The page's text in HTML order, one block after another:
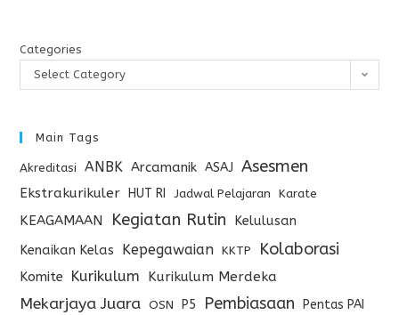
Categories
Select Category
Main Tags
Akreditasi ANBK Arcamanik ASAJ Asesmen
Ekstrakurikuler HUT RI Jadwal Pelajaran Karate
KEAGAMAAN Kegiatan Rutin
Kelulusan
Kenaikan Kelas
Kepegawaian KKTP Kolaborasi
Komite Kurikulum Kurikulum Merdeka
Mekarjaya Juara OSN P5 Pembiasaan Pentas PAI